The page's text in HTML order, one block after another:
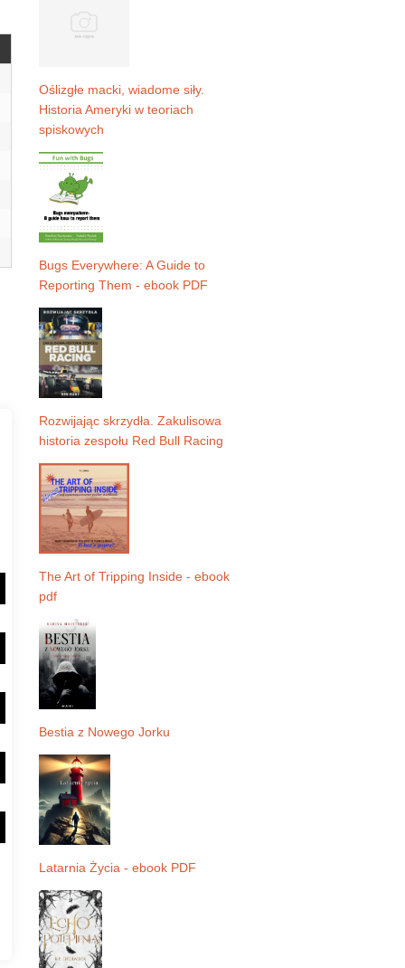
Oślizgłe macki, wiadome siły.
Historia Ameryki w teoriach
spiskowych
Bugs Everywhere: A Guide to
Reporting Them - ebook PDF
Rozwijając skrzydła. Zakulisowa
historia zespołu Red Bull Racing
The Art of Tripping Inside - ebook
pdf
Bestia z Nowego Jorku
Latarnia Życia - ebook PDF